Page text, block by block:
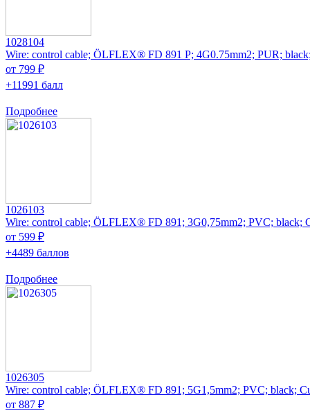
1028104
Wire: control cable; ÖLFLEX® FD 891 P; 4G0.75mm2; PUR;
от 799 ₽
+11991 балл
Подробнее
1026103
Wire: control cable; ÖLFLEX® FD 891; 3G0,75mm2; PVC; black;
от 599 ₽
+4489 баллов
Подробнее
1026305
Wire: control cable; ÖLFLEX® FD 891; 5G1,5mm2; PVC; black;
от 887 ₽